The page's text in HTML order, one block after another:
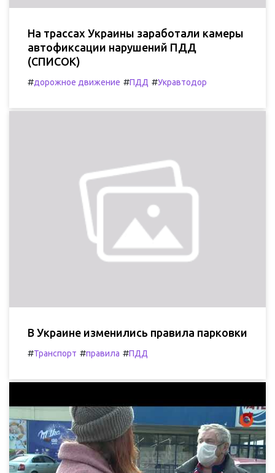
На трассах Украины заработали камеры
автофиксации нарушений ПДД
(СПИСОК)
#дорожное движение #ПДД #Укравтодор
В Украине изменились правила парковки
#Транспорт #правила #ПДД